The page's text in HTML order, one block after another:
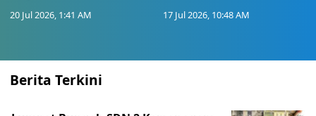
20 Jul 2026, 1:41 AM 17 Jul 2026, 10:48 AM
Berita Terkini